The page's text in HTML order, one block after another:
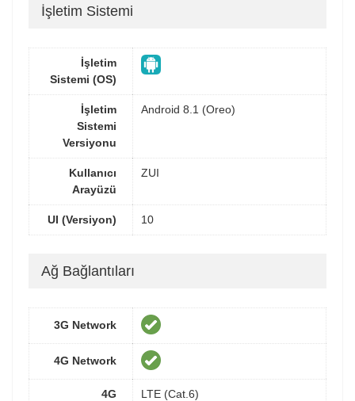
İşletim Sistemi
İşletim
Sistemi (OS)
İşletim
Sistemi
Versiyonu
Android 8.1 (Oreo)
Kullanıcı
Arayüzü
ZUI
UI (Versiyon) 10
Ağ Bağlantıları
3G Network
4G Network
4G
LTE (Cat.6)